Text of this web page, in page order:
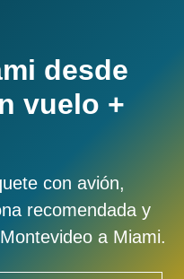
desde
vuelo +
con avión,
recomendada y
a Miami.